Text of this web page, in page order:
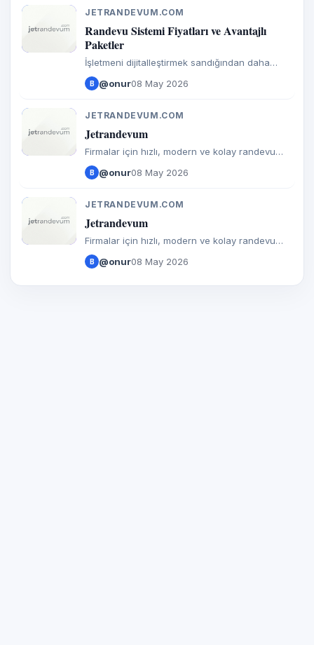
J
JETRANDEVUM.COM
Randevu Sistemi Fiyatları ve Avantajlı
Paketler
İşletmeni dijitalleştirmek sandığından daha
ekonomik. Jetrandevum'un zengin özelliklere
sahip paketlerini keşfedin, yıllık ödemelerde
B @onur08 May 2026
J
JETRANDEVUM.COM
Jetrandevum
Firmalar için hızlı, modern ve kolay randevu
yönetim platformu. Jet hızında randevu alın.
B @onur08 May 2026
J
JETRANDEVUM.COM
Jetrandevum
Firmalar için hızlı, modern ve kolay randevu
yönetim platformu. Jet hızında randevu alın.
B @onur08 May 2026